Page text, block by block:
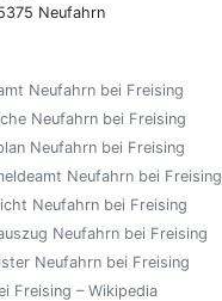
Neufahrn
Neufahrn bei Freising
Neufahrn bei Freising
Neufahrn bei Freising
Neufahrn bei Freising
Neufahrn bei Freising
Neufahrn bei Freising
Neufahrn bei Freising
Freising – Wikipedia